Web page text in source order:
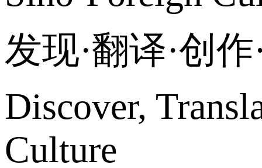
发现·翻译·创
Discover,
Culture